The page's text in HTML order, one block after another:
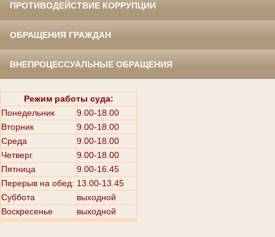
ПРОТИВОДЕЙСТВИЕ КОРРУПЦИИ
ОБРАЩЕНИЯ ГРАЖДАН
ВНЕПРОЦЕССУАЛЬНЫЕ ОБРАЩЕНИЯ
Режим работы суда:
Понедельник
9.00-18.00
Вторник
9.00-18.00
Среда
9.00-18.00
Четверг
9.00-18.00
Пятница
9.00-16.45
Перерыв на обед: 13.00-13.45
Суббота
выходной
Воскресенье
выходной